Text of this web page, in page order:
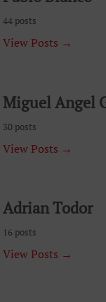
44 posts
View Posts →
Miguel Angel
30 posts
View Posts →
Adrian Todor
16 posts
View Posts →